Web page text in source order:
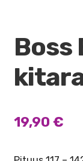
Boss
19,90 €